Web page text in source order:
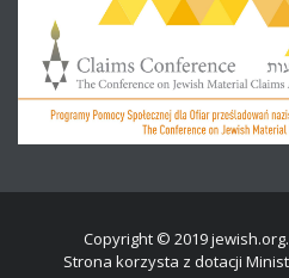
Copyright © 2019
Strona korzysta z dotacji